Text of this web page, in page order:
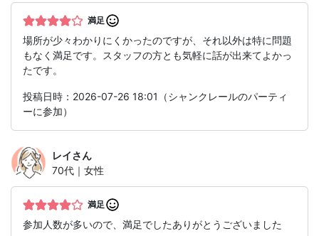
満足
場所が少々わかりにくかったのですが、それ以外は特に問題
もなく満足です。スタッフの方とも気軽に話が出来てよかっ
たです。
投稿日時：2026-07-26 18:01（シャンクレールのパーティ
ーに参加）
レイさん
70代｜女性
満足
参加人数が多いので、満足でしたありがとうございました